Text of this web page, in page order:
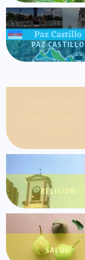
PAZ CASTILLO
RELIGIÓN
SALUD